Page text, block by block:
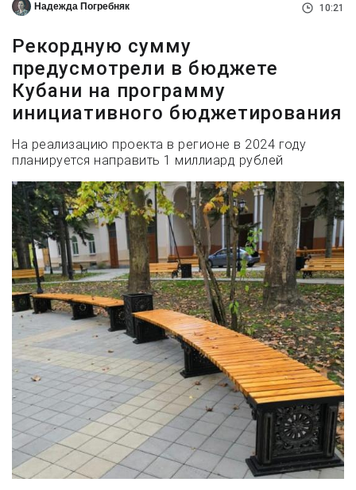
Надежда Погребняк 10:21
Рекордную сумму
предусмотрели в бюджете
Кубани на программу
инициативного бюджетирования
На реализацию проекта в регионе в 2024 году
планируется направить 1 миллиард рублей